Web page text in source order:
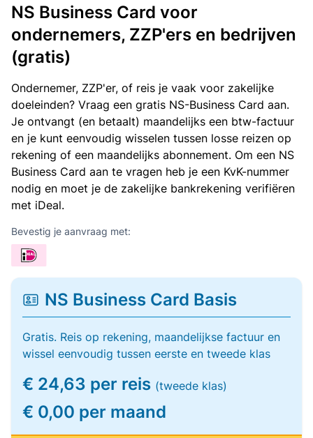
NS Business Card voor
ondernemers, ZZP'ers en bedrijven
(gratis)
Ondernemer, ZZP'er, of reis je vaak voor zakelijke
doeleinden? Vraag een gratis NS-Business Card aan.
Je ontvangt (en betaalt) maandelijks een btw-factuur
en je kunt eenvoudig wisselen tussen losse reizen op
rekening of een maandelijks abonnement. Om een NS
Business Card aan te vragen heb je een KvK-nummer
nodig en moet je de zakelijke bankrekening verifiëren
met iDeal.
Bevestig je aanvraag met:
NS Business Card Basis
Gratis. Reis op rekening, maandelijkse factuur en
wissel eenvoudig tussen eerste en tweede klas
€ 24,63 per reis (tweede klas)
€ 0,00 per maand